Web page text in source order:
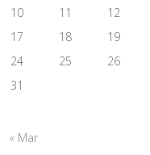
10 11 12
17
18 19
24
25 26
31
« Mar